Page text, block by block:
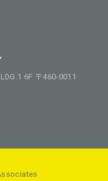
6F 〒460-0011